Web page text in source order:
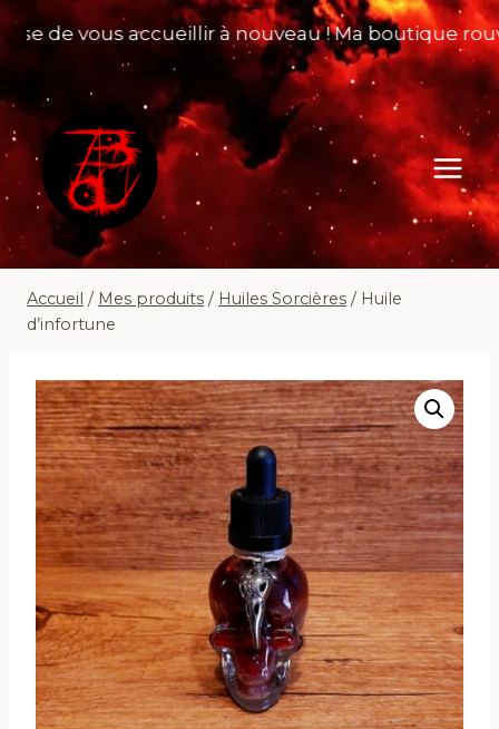
Aller
de vous accueillir à nouveau ! Ma boutique
Accueil / Mes produits / Huiles Sorcières / Huile
d’infortune